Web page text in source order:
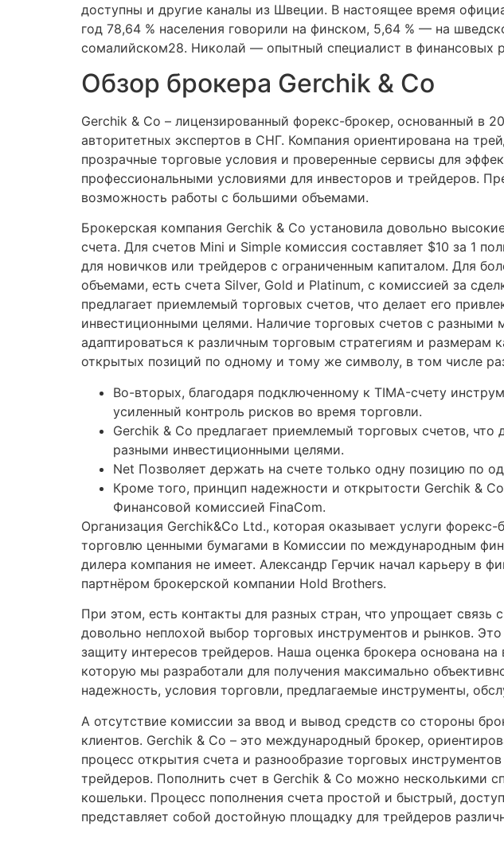
доступны и другие каналы из Швеции. В настоящее время
год 78,64 % населения говорили на финском, 5,64 % — на
сомалийском28. Николай — опытный специалист в финансовых
Обзор брокера Gerchik & Co
Gerchik & Co – лицензированный форекс-брокер, основанный в
авторитетных экспертов в СНГ. Компания ориентирована на
прозрачные торговые условия и проверенные сервисы для
профессиональными условиями для инвесторов и трейдеров.
возможность работы с большими объемами.
Брокерская компания Gerchik & Co установила довольно
счета. Для счетов Mini и Simple комиссия составляет $10 за 1
для новичков или трейдеров с ограниченным капиталом. Для
объемами, есть счета Silver, Gold и Platinum, с комиссией за
предлагает приемлемый торговых счетов, что делает его
инвестиционными целями. Наличие торговых счетов с
адаптироваться к различным торговым стратегиям и размерам
открытых позиций по одному и тому же символу, в том числе
Во-вторых, благодаря подключенному к TIMA-счету
усиленный контроль рисков во время торговли.
Gerchik & Co предлагает приемлемый торговых счетов,
разными инвестиционными целями.
Net Позволяет держать на счете только одну позицию по
Кроме того, принцип надежности и открытости Gerchik &
Финансовой комиссией FinaCom.
Организация Gerchik&Co Ltd., которая оказывает услуги
торговлю ценными бумагами в Комиссии по международным
дилера компания не имеет. Александр Герчик начал карьеру в
партнёром брокерской компании Hold Brothers.
При этом, есть контакты для разных стран, что упрощает связь
довольно неплохой выбор торговых инструментов и рынков.
защиту интересов трейдеров. Наша оценка брокера основана
которую мы разработали для получения максимально
надежность, условия торговли, предлагаемые инструменты,
А отсутствие комиссии за ввод и вывод средств со стороны
клиентов. Gerchik & Co – это международный брокер,
процесс открытия счета и разнообразие торговых
трейдеров. Пополнить счет в Gerchik & Co можно несколькими
кошельки. Процесс пополнения счета простой и быстрый,
представляет собой достойную площадку для трейдеров